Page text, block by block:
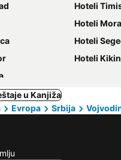
Hoteli
Hoteli
Hoteli
Hoteli
u Kanjiža
Evropa Srbija